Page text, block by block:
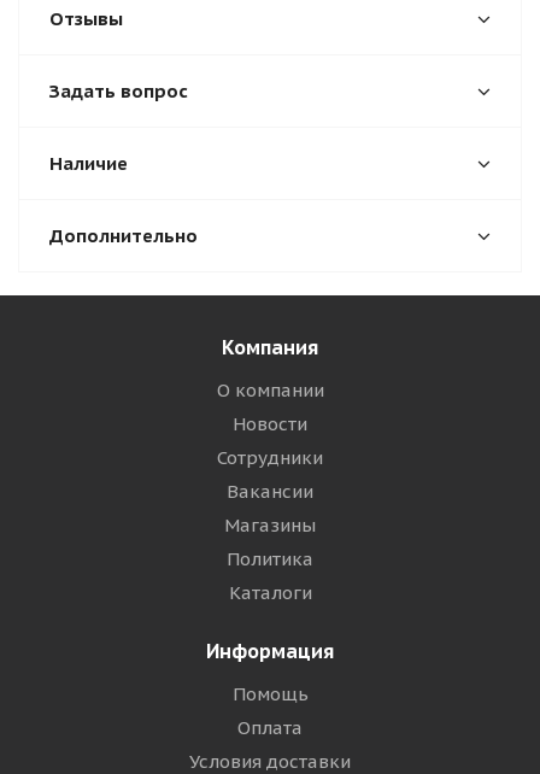
Отзывы
Задать вопрос
Наличие
Дополнительно
Компания
О компании
Новости
Сотрудники
Вакансии
Магазины
Политика
Каталоги
Информация
Помощь
Оплата
Условия доставки